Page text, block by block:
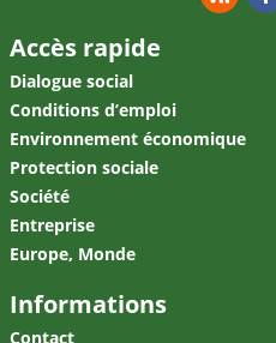
Accès rapide
Dialogue social
Conditions d’emploi
Environnement économique
Protection sociale
Société
Entreprise
Europe, Monde
Informations
Contact